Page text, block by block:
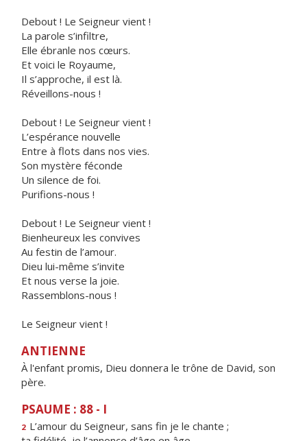
Debout ! Le Seigneur vient !
La parole s’infiltre,
Elle ébranle nos cœurs.
Et voici le Royaume,
Il s’approche, il est là.
Réveillons-nous !
Debout ! Le Seigneur vient !
L’espérance nouvelle
Entre à flots dans nos vies.
Son mystère féconde
Un silence de foi.
Purifions-nous !
Debout ! Le Seigneur vient !
Bienheureux les convives
Au festin de l’amour.
Dieu lui-même s’invite
Et nous verse la joie.
Rassemblons-nous !
Le Seigneur vient !
ANTIENNE
À l'enfant promis, Dieu donnera le trône de David, son
père.
PSAUME : 88 - I
2 L’amour du Seigneur, sans fn je le chante ;